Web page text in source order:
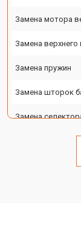
Замена мотора
Замена
Замена пружин
Замена шторок
Замена
Замена опоры